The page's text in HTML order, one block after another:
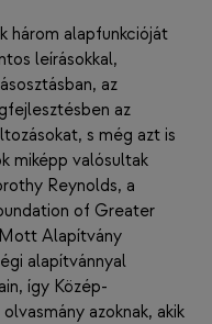
három alapfunkcióját
leírásokkal,
az
az
s még azt is
miképp valósultak
Reynolds, a
of Greater
Alapítvány
alapítvánnyal
így Közép-
azoknak, akik